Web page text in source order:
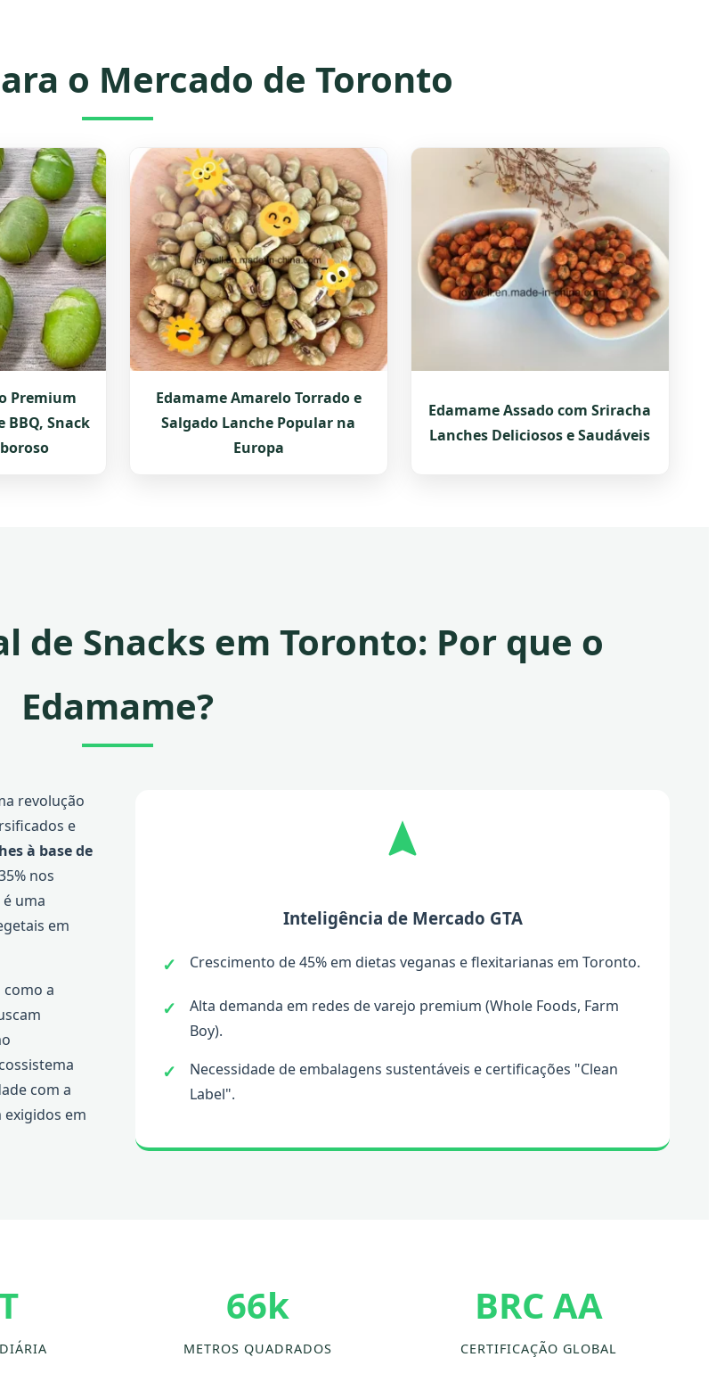
o Mercado de Toronto
Premium
BBQ, Snack
Edamame Amarelo Torrado e
Salgado Lanche Popular na
Europa
Edamame Assado com Sriracha
Lanches Deliciosos e Saudáveis
de Snacks em Toronto: Por que o
Edamame?
revolução
e
à base de
nos
uma
em
a
com a
exigidos em
Inteligência de Mercado GTA
Crescimento de 45% em dietas veganas e flexitarianas em Toronto.
Alta demanda em redes de varejo premium (Whole Foods, Farm
Boy).
Necessidade de embalagens sustentáveis e certificações "Clean
Label".
66k
METROS QUADRADOS
BRC AA
CERTIFICAÇÃO GLOBAL